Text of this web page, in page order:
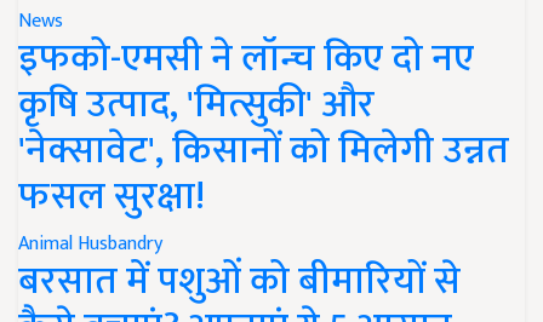
News
इफको-एमसी ने लॉन्च किए दो नए
कृषि उत्पाद, 'मित्सुकी' और
'नेक्सावेट', किसानों को मिलेगी उन्नत
फसल सुरक्षा!
Animal Husbandry
बरसात में पशुओं को बीमारियों से